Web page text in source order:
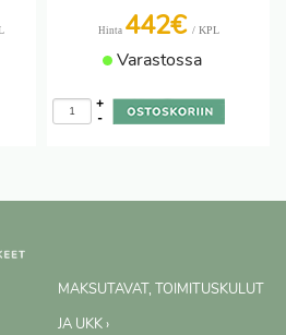
Hinta 442€ / KPL
Varastossa
-
+
MAKSUTAVAT, TOIMITUSKULUT
JA UKK ›